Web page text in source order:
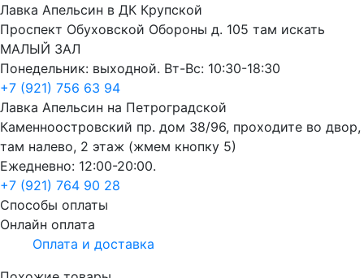
Лавка Апельсин в ДК Крупской
Проспект Обуховской Обороны д. 105 там искать
МАЛЫЙ ЗАЛ
Понедельник: выходной. Вт-Вс: 10:30-18:30
+7 (921) 756 63 94
Лавка Апельсин на Петроградской
Каменноостровский пр. дом 38/96, проходите во двор,
там налево, 2 этаж (жмем кнопку 5)
Ежедневно: 12:00-20:00.
+7 (921) 764 90 28
Способы оплаты
Онлайн оплата
Оплата и доставка